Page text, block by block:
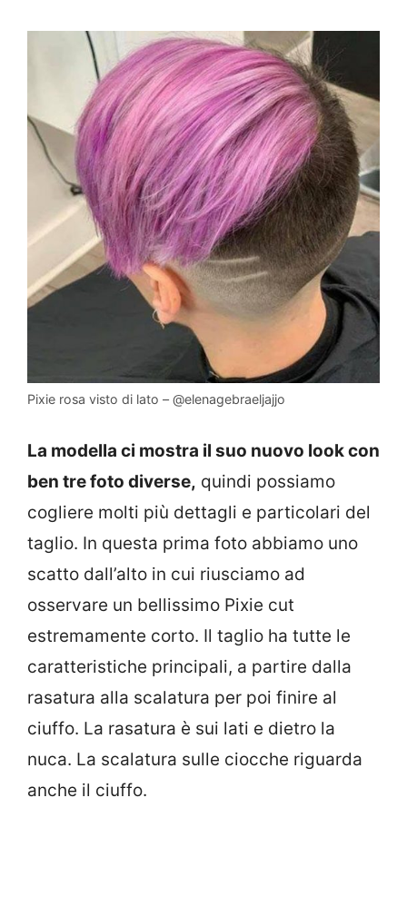
Pixie rosa visto di lato – @elenagebraeljajjo
La modella ci mostra il suo nuovo look con
ben tre foto diverse, quindi possiamo
cogliere molti più dettagli e particolari del
taglio. In questa prima foto abbiamo uno
scatto dall’alto in cui riusciamo ad
osservare un bellissimo Pixie cut
estremamente corto. Il taglio ha tutte le
caratteristiche principali, a partire dalla
rasatura alla scalatura per poi finire al
ciuffo. La rasatura è sui lati e dietro la
nuca. La scalatura sulle ciocche riguarda
anche il ciuffo.